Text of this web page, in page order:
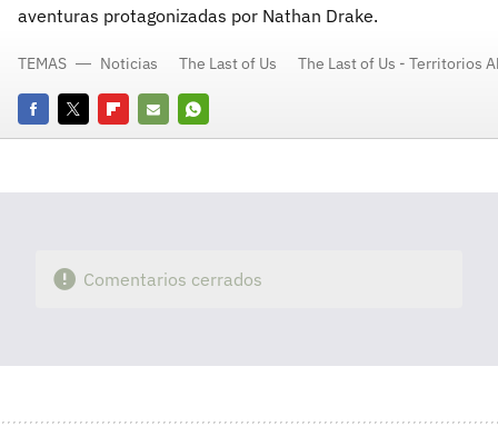
aventuras protagonizadas por Nathan Drake.
FacebookTwitterFlipboard
E-
Whatsapp
TEMAS Noticias The Last of Us The Last of Us - Territorios
Comentarios cerrados